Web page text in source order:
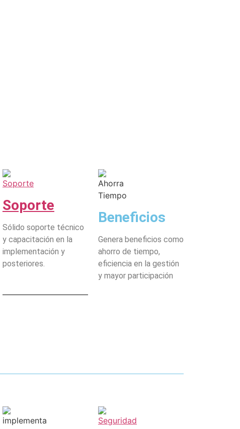
Soporte
Sólido soporte técnico
y capacitación en la
implementación y
posteriores.
Beneficios
Genera beneficios como
ahorro de tiempo,
eficiencia en la gestión
y mayor participación